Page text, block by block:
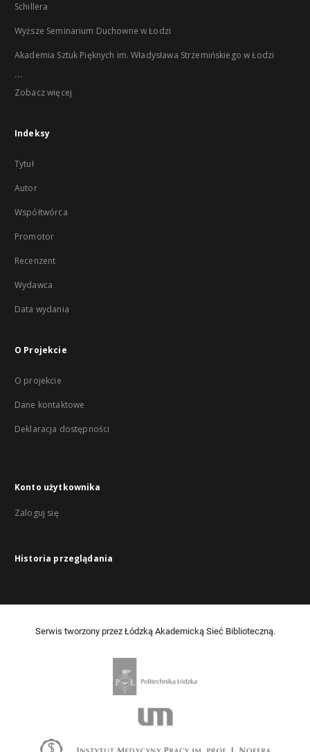
Schillera
Wyższe Seminarium Duchowne w Łodzi
Akademia Sztuk Pięknych im. Władysława Strzemińskiego w Łodzi
...
Zobacz więcej
Indeksy
Tytuł
Autor
Współtwórca
Promotor
Recenzent
Wydawca
Data wydania
O Projekcie
O projekcie
Dane kontaktowe
Deklaracja dostępności
Konto użytkownika
Zaloguj się
Historia przeglądania
Serwis tworzony przez Łódzką Akademicką Sieć Biblioteczną.